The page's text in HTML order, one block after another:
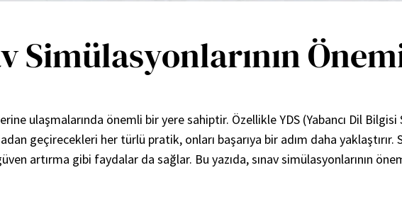
Simülasyonlarının
ulaşmalarında önemli bir yere sahiptir. Özellikle YDS (Yabancı Dil
geçirecekleri her türlü pratik, onları başarıya bir adım daha yaklaştırır.
artırma gibi faydalar da sağlar. Bu yazıda, sınav simülasyonlarının